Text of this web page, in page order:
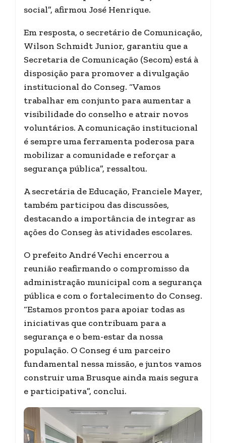
social”, afirmou José Henrique.
Em resposta, o secretário de Comunicação,
Wilson Schmidt Junior, garantiu que a
Secretaria de Comunicação (Secom) está à
disposição para promover a divulgação
institucional do Conseg. “Vamos
trabalhar em conjunto para aumentar a
visibilidade do conselho e atrair novos
voluntários. A comunicação institucional
é sempre uma ferramenta poderosa para
mobilizar a comunidade e reforçar a
segurança pública”, ressaltou.
A secretária de Educação, Franciele Mayer,
também participou das discussões,
destacando a importância de integrar as
ações do Conseg às atividades escolares.
O prefeito André Vechi encerrou a
reunião reafirmando o compromisso da
administração municipal com a segurança
pública e com o fortalecimento do Conseg.
“Estamos prontos para apoiar todas as
iniciativas que contribuam para a
segurança e o bem-estar da nossa
população. O Conseg é um parceiro
fundamental nessa missão, e juntos vamos
construir uma Brusque ainda mais segura
e participativa”, conclui.